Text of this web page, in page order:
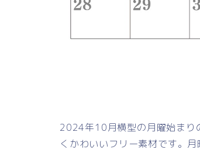
2024年10月横型の月曜始まり
くかわいいフリー素材です。